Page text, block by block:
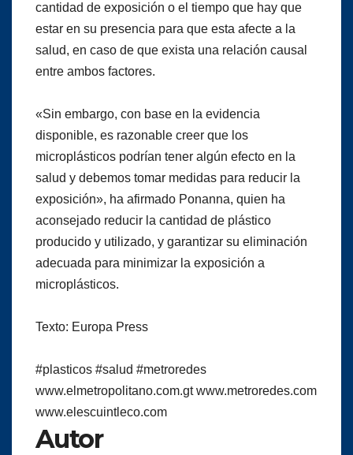
cantidad de exposición o el tiempo que hay que
estar en su presencia para que esta afecte a la
salud, en caso de que exista una relación causal
entre ambos factores.
«Sin embargo, con base en la evidencia
disponible, es razonable creer que los
microplásticos podrían tener algún efecto en la
salud y debemos tomar medidas para reducir la
exposición», ha afirmado Ponanna, quien ha
aconsejado reducir la cantidad de plástico
producido y utilizado, y garantizar su eliminación
adecuada para minimizar la exposición a
microplásticos.
Texto: Europa Press
#plasticos #salud #metroredes
www.elmetropolitano.com.gt www.metroredes.com
www.elescuintleco.com
Autor